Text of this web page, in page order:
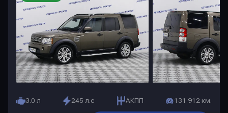
3.0 л 245 л.с АКПП 131 912 км.